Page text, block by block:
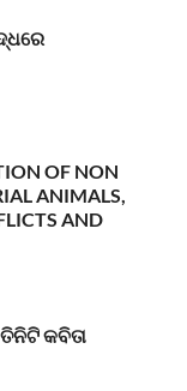
OF NON
ANIMALS,
AND
କବିତା